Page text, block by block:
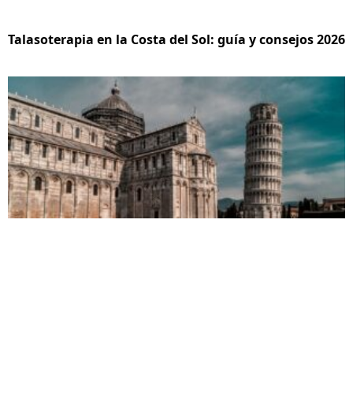
Talasoterapia en la Costa del Sol: guía y consejos 2026